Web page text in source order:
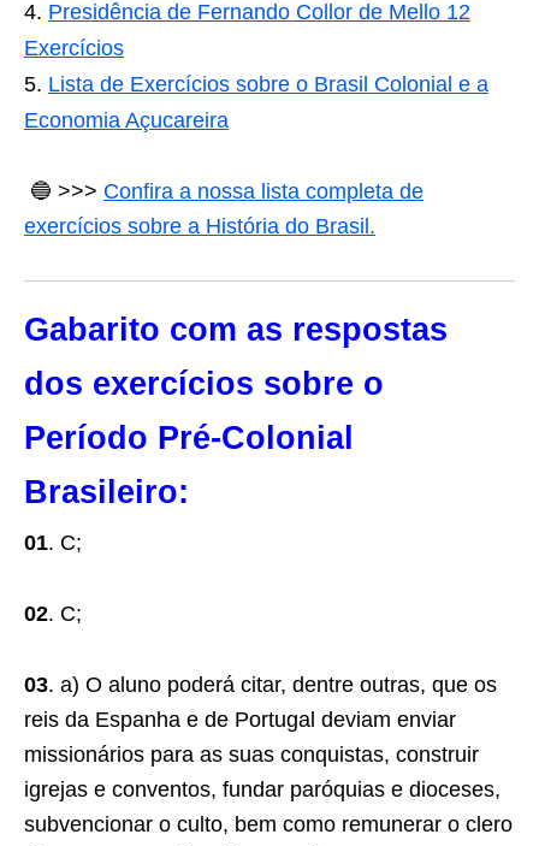
Presidência de Fernando Collor de Mello 12
Exercícios
Lista de Exercícios sobre o Brasil Colonial e a
Economia Açucareira
🔵 >>> Confira a nossa lista completa de
exercícios sobre a História do Brasil.
Gabarito com as respostas
dos exercícios sobre o
Período Pré-Colonial
Brasileiro:
01. C;
02. C;
03. a) O aluno poderá citar, dentre outras, que os
reis da Espanha e de Portugal deviam enviar
missionários para as suas conquistas, construir
igrejas e conventos, fundar paróquias e dioceses,
subvencionar o culto, bem como remunerar o clero